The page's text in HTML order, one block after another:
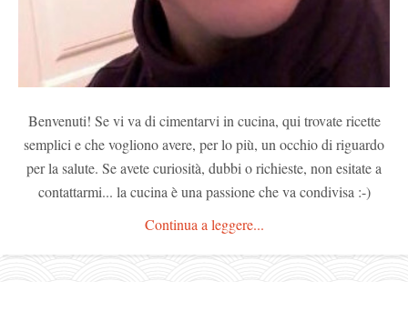
Benvenuti! Se vi va di cimentarvi in cucina, qui trovate ricette
semplici e che vogliono avere, per lo più, un occhio di riguardo
per la salute. Se avete curiosità, dubbi o richieste, non esitate a
contattarmi... la cucina è una passione che va condivisa :-)
Continua a leggere...